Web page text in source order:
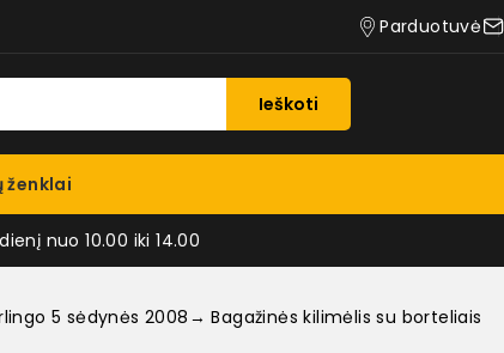
Parduotuvė
Ieškoti
ženklai
nuo 10.00 iki 14.00
5 sėdynės 2008→ Bagažinės kilimėlis su borteliais